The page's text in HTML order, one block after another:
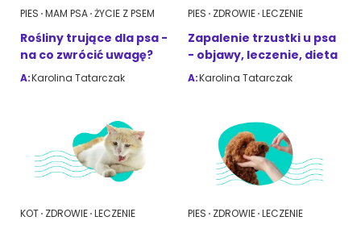
Wyszukiwarka ras psów
Przyjazne miejsca Adopcje
PIES MAM PSA ŻYCIE Z PSEM
Rośliny trujące dla psa -
na co zwrócić uwagę?
A:Karolina Tatarczak
PIES ZDROWIE LECZENIE
Zapalenie trzustki u psa
- objawy, leczenie, dieta
A:Karolina Tatarczak
KOT ZDROWIE LECZENIE PIES ZDROWIE LECZENIE